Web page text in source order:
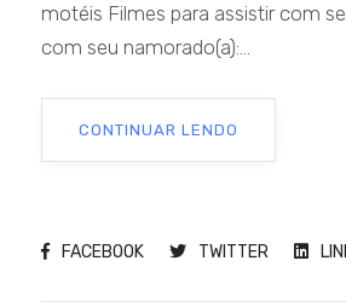
motéis Filmes para assistir com
com seu namorado(a):...
CONTINUAR LENDO
FACEBOOK TWITTER